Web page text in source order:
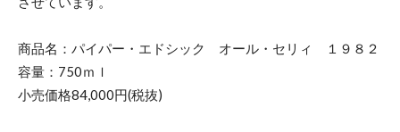
商品名：パイパー・エドシック オール・セリィ １９８２
容量：750ｍｌ
小売価格84,000円(税抜)